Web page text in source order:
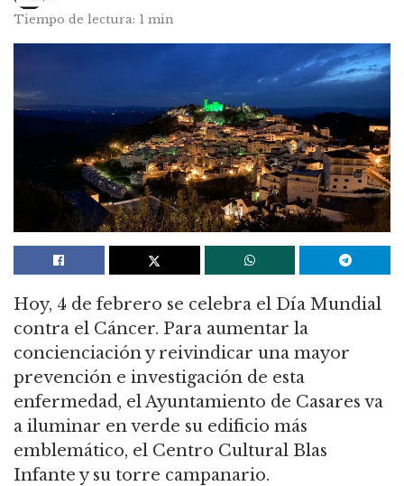
Tiempo de lectura: 1 min
Hoy, 4 de febrero se celebra el Día Mundial
contra el Cáncer. Para aumentar la
concienciación y reivindicar una mayor
prevención e investigación de esta
enfermedad, el Ayuntamiento de Casares va
a iluminar en verde su edificio más
emblemático, el Centro Cultural Blas
Infante y su torre campanario.